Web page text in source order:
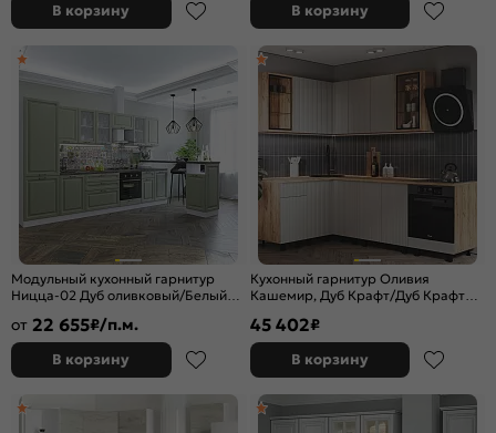
В корзину В корзину
Модульный кухонный гарнитур
Ницца-02 Дуб оливковый/Белый
от 22 655₽/п.м.
В корзину
Кухонный гарнитур Оливия
Кашемир, Дуб Крафт/Дуб Крафт
45 402₽
В корзину